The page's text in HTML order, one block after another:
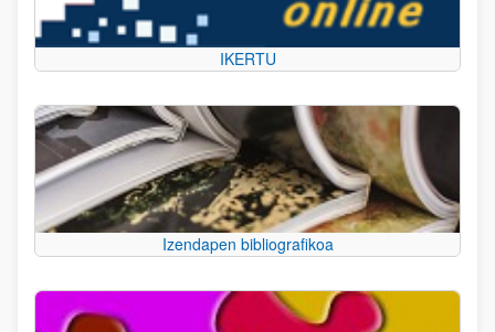
IKERTU
Izendapen bibliografikoa